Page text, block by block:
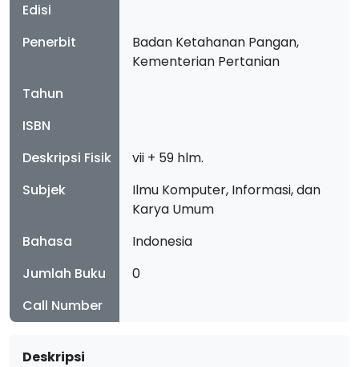
Edisi
Penerbit
Badan Ketahanan Pangan,
Kementerian Pertanian
Tahun
ISBN
Deskripsi Fisik
vii + 59 hlm.
Subjek
Ilmu Komputer, Informasi, dan
Karya Umum
Bahasa
Indonesia
Jumlah Buku
0
Call Number
Deskripsi